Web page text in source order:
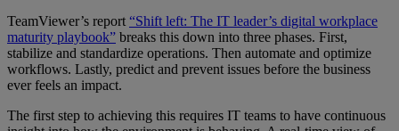
TeamViewer’s report “Shift left: The IT leader’s digital workplace
maturity playbook” breaks this down into three phases. First,
stabilize and standardize operations. Then automate and optimize
workflows. Lastly, predict and prevent issues before the business
ever feels an impact.
The first step to achieving this requires IT teams to have continuous